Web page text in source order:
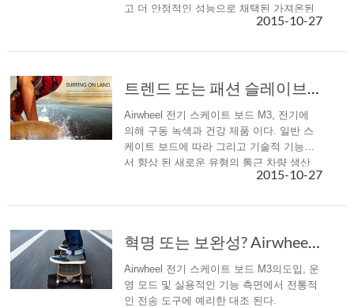
고 더 안정적인 성능으로 채택된 가져온된
2015-10-27
트렌드 또는 패션 슬레이브? Airwheel 전기 스케이트 보드 M3 선택을 제공합니다
Airwheel 전기 스케이트 보드 M3, 전기에
의해 구동 녹색과 건강 제품 이다. 일반 스
케이트 보드에 따라 그리고 기술적 기능에
서 향상 된 새로운 유형의 통근 차량 생산
됩니다. -첨단 에센스와 통합, M3은 우아하
2015-10-27
혁명 또는 보완성? Airwheel 전기 이륜차 전기 스케이트 보드 VS 전통적인 교통
Airwheel 전기 스케이트 보드 M3의도입, 운
영 모드 및 실용적인 기능 측면에서 전통적
인 전송 도구에 예리한 대조 된다.